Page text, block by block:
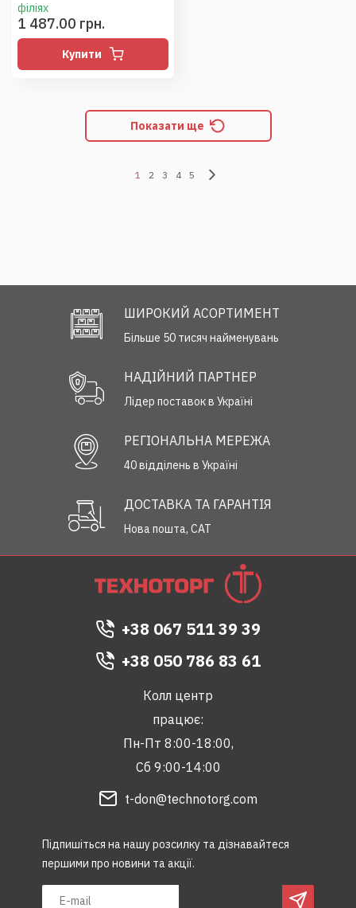
філіях
1 487.00 грн.
Купити
Показати ще
1 2 3 4 5
ШИРОКИЙ АСОРТИМЕНТ
Більше 50 тисяч найменувань
НАДІЙНИЙ ПАРТНЕР
Лідер поставок в Україні
РЕГІОНАЛЬНА МЕРЕЖА
40 відділень в Україні
ДОСТАВКА ТА ГАРАНТІЯ
Нова пошта, САТ
Підпишіться на нашу розсилку та дізнавайтеся
першими про новини та акції.
+38 067 511 39 39
+38 050 786 83 61
Колл центр
працює:
Пн-Пт 8:00-18:00,
Сб 9:00-14:00
t-don@technotorg.com